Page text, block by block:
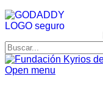
Open menu